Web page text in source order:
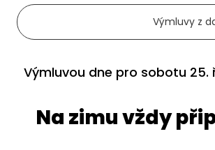
Výmluvy z
Výmluvou dne pro sobotu 25.
Na zimu vždy